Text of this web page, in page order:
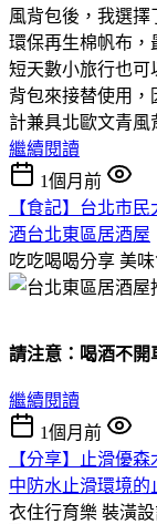
風背包後，我選擇
環保再生棉帆布，
短天數小旅行也可
背包來接替使用，
計兼具北歐文青風
繼續閱讀
1個月前
【食記】台北市
酒台北東區居酒屋
吃吃喝喝分享 美
請注意：喝酒不開
繼續閱讀
1個月前
【分享】止滑優
中防水止滑環境的
衣住行育樂 裝潢